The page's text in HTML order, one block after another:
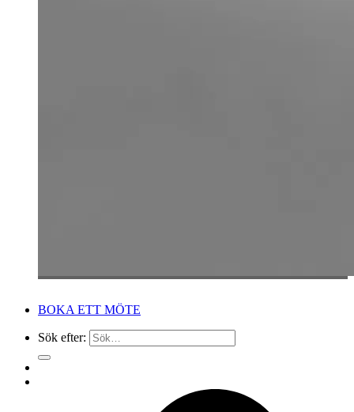
BOKA ETT MÖTE
Sök efter: